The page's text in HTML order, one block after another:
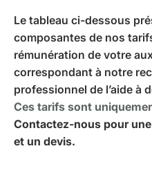
Le tableau ci-dessous
composantes de nos
rémunération de votre
correspondant à notre
professionnel de l’aide à
Ces tarifs sont
Contactez-nous pour
et un devis.